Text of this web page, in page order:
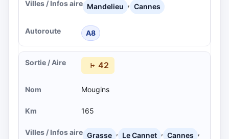
Mandelieu , Cannes
A8
42
Mougins
165
Grasse , Le Cannet , Cannes ,